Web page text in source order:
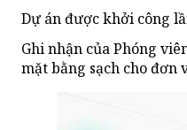
Dự án được khởi công
Ghi nhận của Phóng
mặt bằng sạch cho đơn